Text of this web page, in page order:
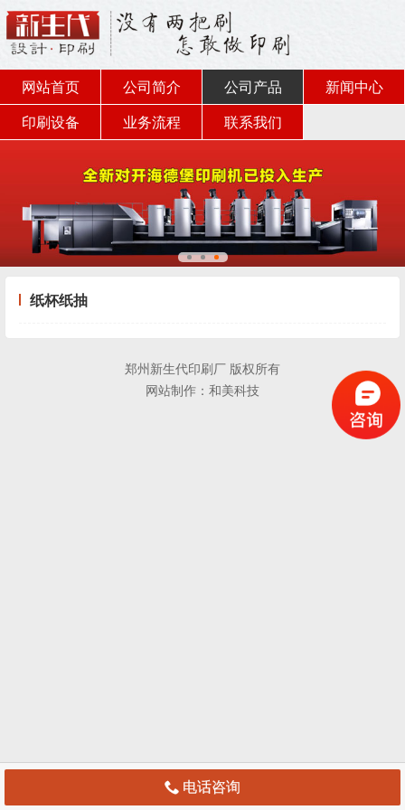
网站首页 公司简介 公司产品
新闻中心
印刷设备
业务流程 联系我们
纸杯纸抽
郑州新生代印刷厂 版权所有
网站制作： 和美科技
 电话咨询